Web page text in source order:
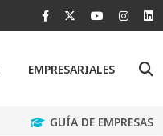
EMPRESARIALES
GUÍA DE EMPRESAS